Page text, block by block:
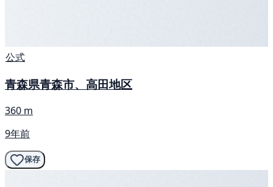
公式
青森県青森市、高田地区
360 m
9年前
保存